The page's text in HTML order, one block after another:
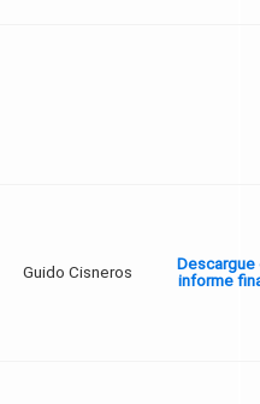
Guido Cisneros
Descargue
informe